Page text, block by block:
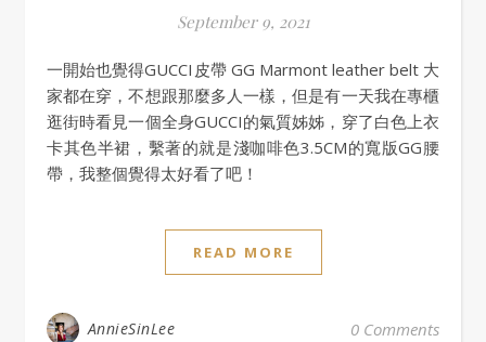
September 9, 2021
一開始也覺得GUCCI皮帶 GG Marmont leather belt 大
家都在穿，不想跟那麼多人一樣，但是有一天我在專櫃
逛街時看見一個全身GUCCI的氣質姊姊，穿了白色上衣
卡其色半裙，繫著的就是淺咖啡色3.5CM的寬版GG腰
帶，我整個覺得太好看了吧！
READ MORE
AnnieSinLee 0 Comments